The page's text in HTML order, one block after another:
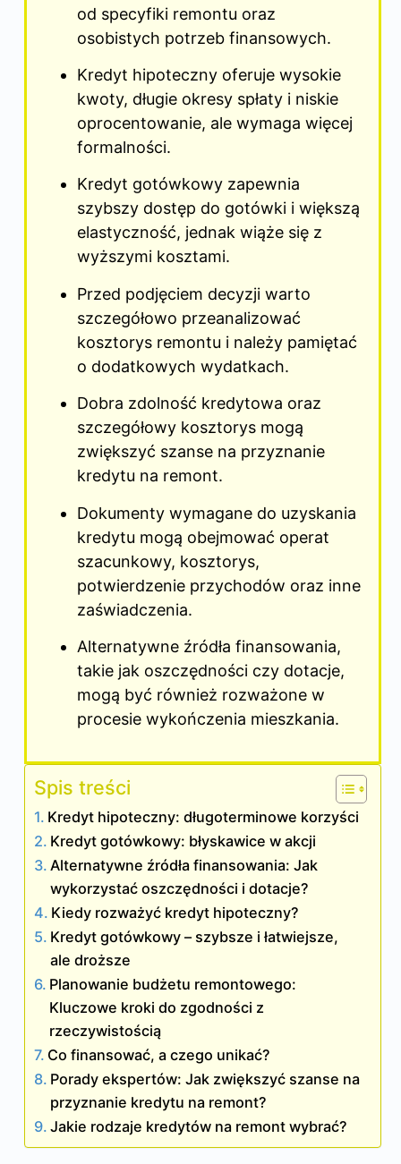
od specyfiki remontu oraz
osobistych potrzeb finansowych.
Kredyt hipoteczny oferuje wysokie
kwoty, długie okresy spłaty i niskie
oprocentowanie, ale wymaga więcej
formalności.
Kredyt gotówkowy zapewnia
szybszy dostęp do gotówki i większą
elastyczność, jednak wiąże się z
wyższymi kosztami.
Przed podjęciem decyzji warto
szczegółowo przeanalizować
kosztorys remontu i należy pamiętać
o dodatkowych wydatkach.
Dobra zdolność kredytowa oraz
szczegółowy kosztorys mogą
zwiększyć szanse na przyznanie
kredytu na remont.
Dokumenty wymagane do uzyskania
kredytu mogą obejmować operat
szacunkowy, kosztorys,
potwierdzenie przychodów oraz inne
zaświadczenia.
Alternatywne źródła finansowania,
takie jak oszczędności czy dotacje,
mogą być również rozważone w
procesie wykończenia mieszkania.
Spis treści
Kredyt hipoteczny: długoterminowe korzyści
Kredyt gotówkowy: błyskawice w akcji
Alternatywne źródła finansowania: Jak
wykorzystać oszczędności i dotacje?
Kiedy rozważyć kredyt hipoteczny?
Kredyt gotówkowy – szybsze i łatwiejsze,
ale droższe
Planowanie budżetu remontowego:
Kluczowe kroki do zgodności z
rzeczywistością
Co finansować, a czego unikać?
Porady ekspertów: Jak zwiększyć szanse na
przyznanie kredytu na remont?
Jakie rodzaje kredytów na remont wybrać?